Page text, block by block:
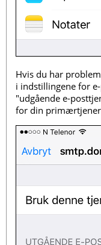
Hvis du har
i indstillingene for
"udgående e-
for din